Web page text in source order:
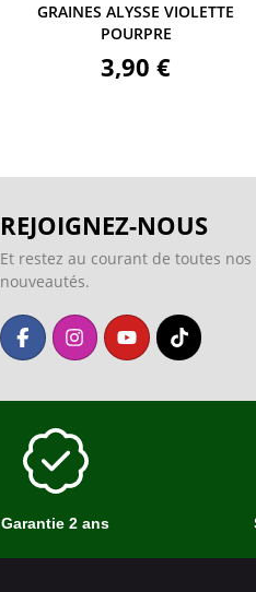
GRAINES ALYSSE VIOLETTE
POURPRE
3,90 €
REJOIGNEZ-NOUS
Et restez au courant de toutes nos
nouveautés.
Garantie 2 ans